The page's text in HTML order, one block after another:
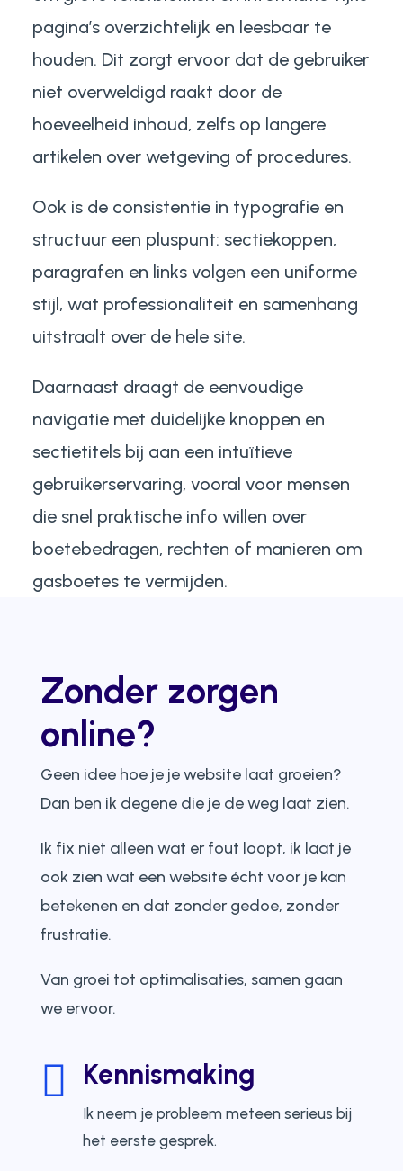
pagina’s overzichtelijk en leesbaar te
houden. Dit zorgt ervoor dat de gebruiker
niet overweldigd raakt door de
hoeveelheid inhoud, zelfs op langere
artikelen over wetgeving of procedures.
Ook is de consistentie in typografie en
structuur een pluspunt: sectiekoppen,
paragrafen en links volgen een uniforme
stijl, wat professionaliteit en samenhang
uitstraalt over de hele site.
Daarnaast draagt de eenvoudige
navigatie met duidelijke knoppen en
sectietitels bij aan een intuïtieve
gebruikerservaring, vooral voor mensen
die snel praktische info willen over
boetebedragen, rechten of manieren om
gasboetes te vermijden.
Zonder zorgen
online?
Geen idee hoe je je website laat groeien?
Dan ben ik degene die je de weg laat zien.
Ik fix niet alleen wat er fout loopt, ik laat je
ook zien wat een website écht voor je kan
betekenen en dat zonder gedoe, zonder
frustratie.
Van groei tot optimalisaties, samen gaan
we ervoor.
 Kennismaking
Ik neem je probleem meteen serieus bij
het eerste gesprek.